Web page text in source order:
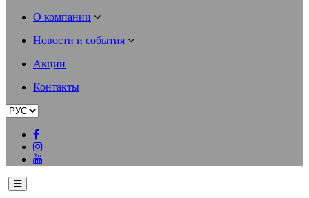
О компании
Новости и события
Акции
Контакты